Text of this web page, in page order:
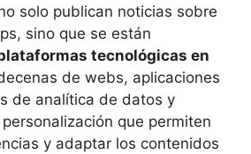
solo publican noticias sobre
sino que se están
tecnológicas en
de webs, aplicaciones
de analítica de datos y
que permiten
y adaptar los contenidos